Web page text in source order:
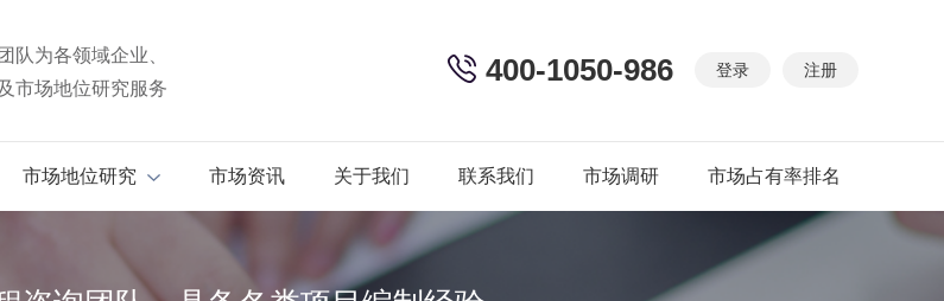
队为各领域企业、
市场地位研究服务
登录 注册
400-1050-986
市场地位研究 市场资讯 关于我们 联系我们 市场调研 市场占有率排名